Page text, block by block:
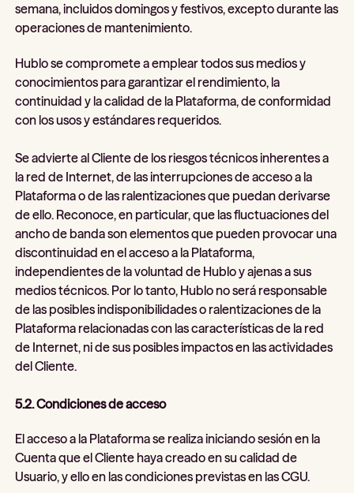
semana, incluidos domingos y festivos, excepto durante las
operaciones de mantenimiento.
Hublo se compromete a emplear todos sus medios y
conocimientos para garantizar el rendimiento, la
continuidad y la calidad de la Plataforma, de conformidad
con los usos y estándares requeridos.
Se advierte al Cliente de los riesgos técnicos inherentes a
la red de Internet, de las interrupciones de acceso a la
Plataforma o de las ralentizaciones que puedan derivarse
de ello. Reconoce, en particular, que las fluctuaciones del
ancho de banda son elementos que pueden provocar una
discontinuidad en el acceso a la Plataforma,
independientes de la voluntad de Hublo y ajenas a sus
medios técnicos. Por lo tanto, Hublo no será responsable
de las posibles indisponibilidades o ralentizaciones de la
Plataforma relacionadas con las características de la red
de Internet, ni de sus posibles impactos en las actividades
del Cliente.
5.2. Condiciones de acceso
El acceso a la Plataforma se realiza iniciando sesión en la
Cuenta que el Cliente haya creado en su calidad de
Usuario, y ello en las condiciones previstas en las CGU.